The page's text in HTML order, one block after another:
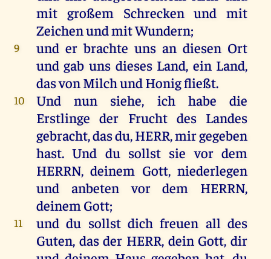
mit großem Schrecken und mit
ZeichenundmitWundern;
9 und er brachte uns an diesen Ort
und gab uns dieses Land, ein Land,
dasvonMilchundHonigfließt.
10 Und nun siehe, ich habe
die
Erstlinge der Frucht des Landes
gebracht,dasdu,HERR,mirgegeben
hast.Und du sollst sie vor dem
HERRN,deinem Gott, niederlegen
und
anbeten vor dem HERRN,
deinem Gott;
11 und du sollst dich freuen all des
Guten, das der HERR, dein Gott,dir